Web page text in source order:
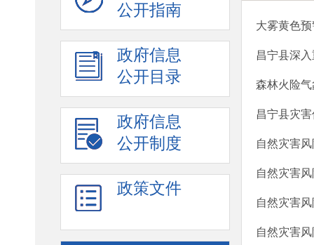
公开指南
政府信息
公开目录
政府信息
公开制度
政策文件
大雾黄色预
昌宁县深
森林火险
昌宁县灾
自然灾害
自然灾害
自然灾害
自然灾害